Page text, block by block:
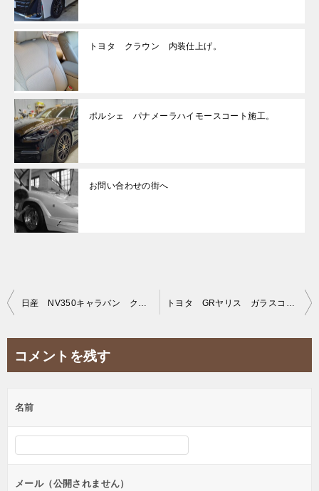
トヨタ クラウン 内装仕上げ。
ポルシェ パナメーラハイモースコート施工。
お問い合わせの街へ
投
ビ
ー
シ
ョ
ン
コメントを残す
名前
メール（公開されません）